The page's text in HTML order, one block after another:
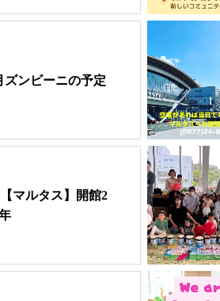
ズンビーニの予定
【マルタス】開館2